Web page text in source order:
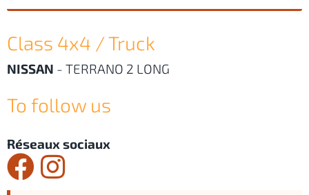
Class 4x4 / Truck
NISSAN - TERRANO 2 LONG
To follow us
Réseaux sociaux